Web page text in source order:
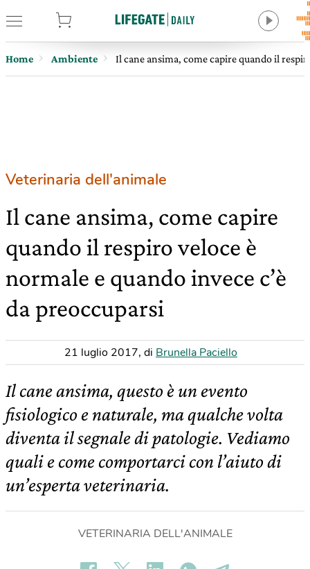
Home Ambiente Il cane ansima, come capire quando il
Veterinaria dell'animale
Il cane ansima, come capire
quando il respiro veloce è
normale e quando invece c’è
da preoccuparsi
21 luglio 2017, di Brunella Paciello
Il cane ansima, questo è un evento
fisiologico e naturale, ma qualche volta
diventa il segnale di patologie. Vediamo
quali e come comportarci con l’aiuto di
un’esperta veterinaria.
VETERINARIA DELL'ANIMALE